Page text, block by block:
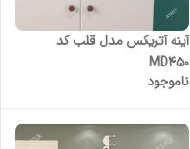
آینه آتریکس مدل قلب کد
MD450
ناموجود